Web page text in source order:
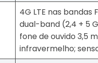
4G LTE nas bandas
dual-band (2,4 + 5
fone de ouvido 3,5
infravermelho;